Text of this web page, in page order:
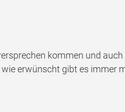
kommen und
erwünscht gibt es immer